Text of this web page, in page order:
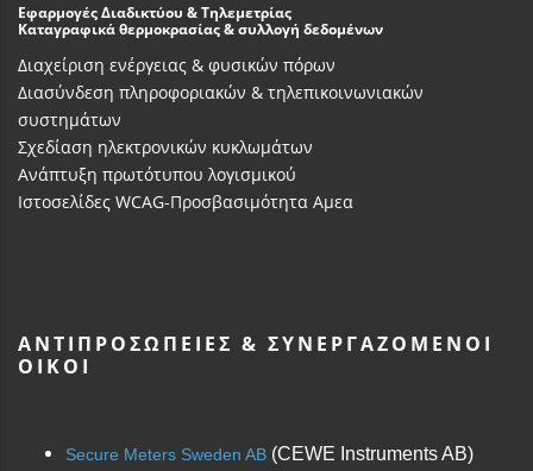
Εφαρμογές Διαδικτύου & Τηλεμετρίας
Καταγραφικά θερμοκρασίας & συλλογή δεδομένων
Διαχείριση ενέργειας & φυσικών πόρων
Διασύνδεση πληροφοριακών & τηλεπικοινωνιακών
συστημάτων
Σχεδίαση ηλεκτρονικών κυκλωμάτων
Ανάπτυξη πρωτότυπου λογισμικού
Ιστοσελίδες WCAG-Προσβασιμότητα Αμεα
ΑΝΤΙΠΡΟΣΩΠΕΊΕΣ & ΣΥΝΕΡΓΑΖΌΜΕΝΟΙ
ΟΊΚΟΙ
Secure Meters Sweden AB (CEWE Instruments AB)